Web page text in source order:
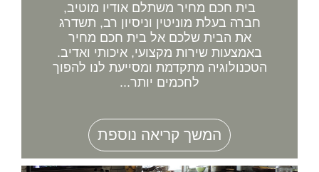
בית חכם מחיר משתלם אודיו מוטיב,
חברה בעלת מוניטין וניסיון רב, תשדרג
את הבית שלכם אל בית חכם מחיר
באמצעות שירות מקצועי, איכותי ואדיב.
הטכנולוגיה מתקדמת ומסייעת לנו להפוך
לחכמים יותר...
המשך קריאה נוספת